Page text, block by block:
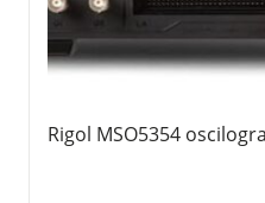
Rigol MSO5354